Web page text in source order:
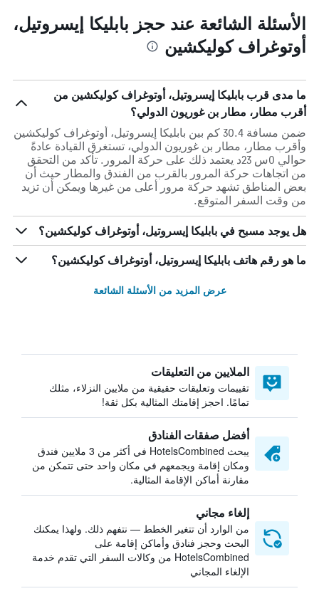
الأسئلة الشائعة عند حجز بابليكا إيسروتيل،
أوتوغراف كوليكشين
ما مدى قرب بابليكا إيسروتيل، أوتوغراف كوليكشين من
أقرب مطار، مطار بن غوريون الدولي؟
ضمن مسافة 30.4 كم بين بابليكا إيسروتيل، أوتوغراف كوليكشين
وأقرب مطار، مطار بن غوريون الدولي، تستغرق القيادة عادةً
حوالي 0س 23د يعتمد ذلك على حركة المرور. تأكد من التحقق
من اتجاهات حركة المرور بالقرب من الفندق والمطار حيث أن
بعض المناطق تشهد حركة مرور أعلى من غيرها ويمكن أن تزيد
من وقت السفر المتوقع.
هل يوجد مسبح في بابليكا إيسروتيل، أوتوغراف كوليكشين؟
ما هو رقم هاتف بابليكا إيسروتيل، أوتوغراف كوليكشين؟
عرض المزيد من الأسئلة الشائعة
الملايين من التعليقات
تقييمات وتعليقات حقيقية من ملايين النزلاء، مثلك
تمامًا. احجز إقامتك المثالية بكل ثقة!
أفضل صفقات الفنادق
يبحث HotelsCombined في أكثر من 3 ملايين فندق
ومكان إقامة ويجمعهم في مكان واحد حتى تتمكن من
مقارنة أماكن الإقامة المثالية.
إلغاء مجاني
من الوارد أن تتغير الخطط — نتفهم ذلك. ولهذا يمكنك
البحث وحجز فنادق وأماكن إقامة على
HotelsCombined من وكالات السفر التي تقدم خدمة
الإلغاء المجاني